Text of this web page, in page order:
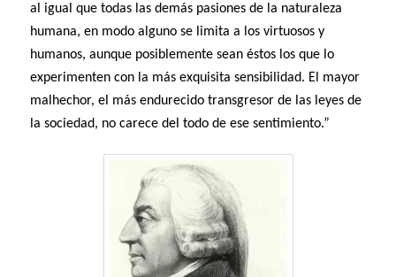
al igual que todas las demás pasiones de la naturaleza
humana, en modo alguno se limita a los virtuosos y
humanos, aunque posiblemente sean éstos los que lo
experimenten con la más exquisita sensibilidad. El mayor
malhechor, el más endurecido transgresor de las leyes de
la sociedad, no carece del todo de ese sentimiento.”